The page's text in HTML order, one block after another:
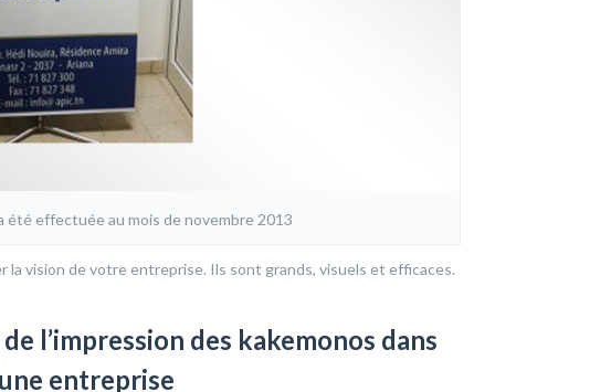
été effectuée au mois de novembre 2013
la vision de votre entreprise. Ils sont grands, visuels et efficaces.
l’impression des kakemonos dans
entreprise